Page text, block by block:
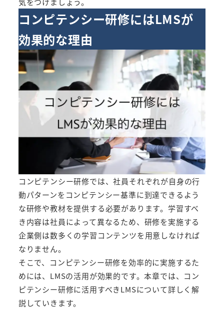
コンピテンシー研修にはLMSが
効果的な理由
コンピテンシー研修では、社員それぞれが自身の行
動パターンをコンピテンシー基準に到達できるよう
な研修や教材を提供する必要があります。学習すべ
き内容は社員によって異なるため、研修を実施する
企業側は数多くの学習コンテンツを用意しなければ
なりません。
そこで、コンピテンシー研修を効率的に実施するた
めには、LMSの活用が効果的です。本章では、コン
ピテンシー研修に活用すべきLMSについて詳しく解
説していきます。